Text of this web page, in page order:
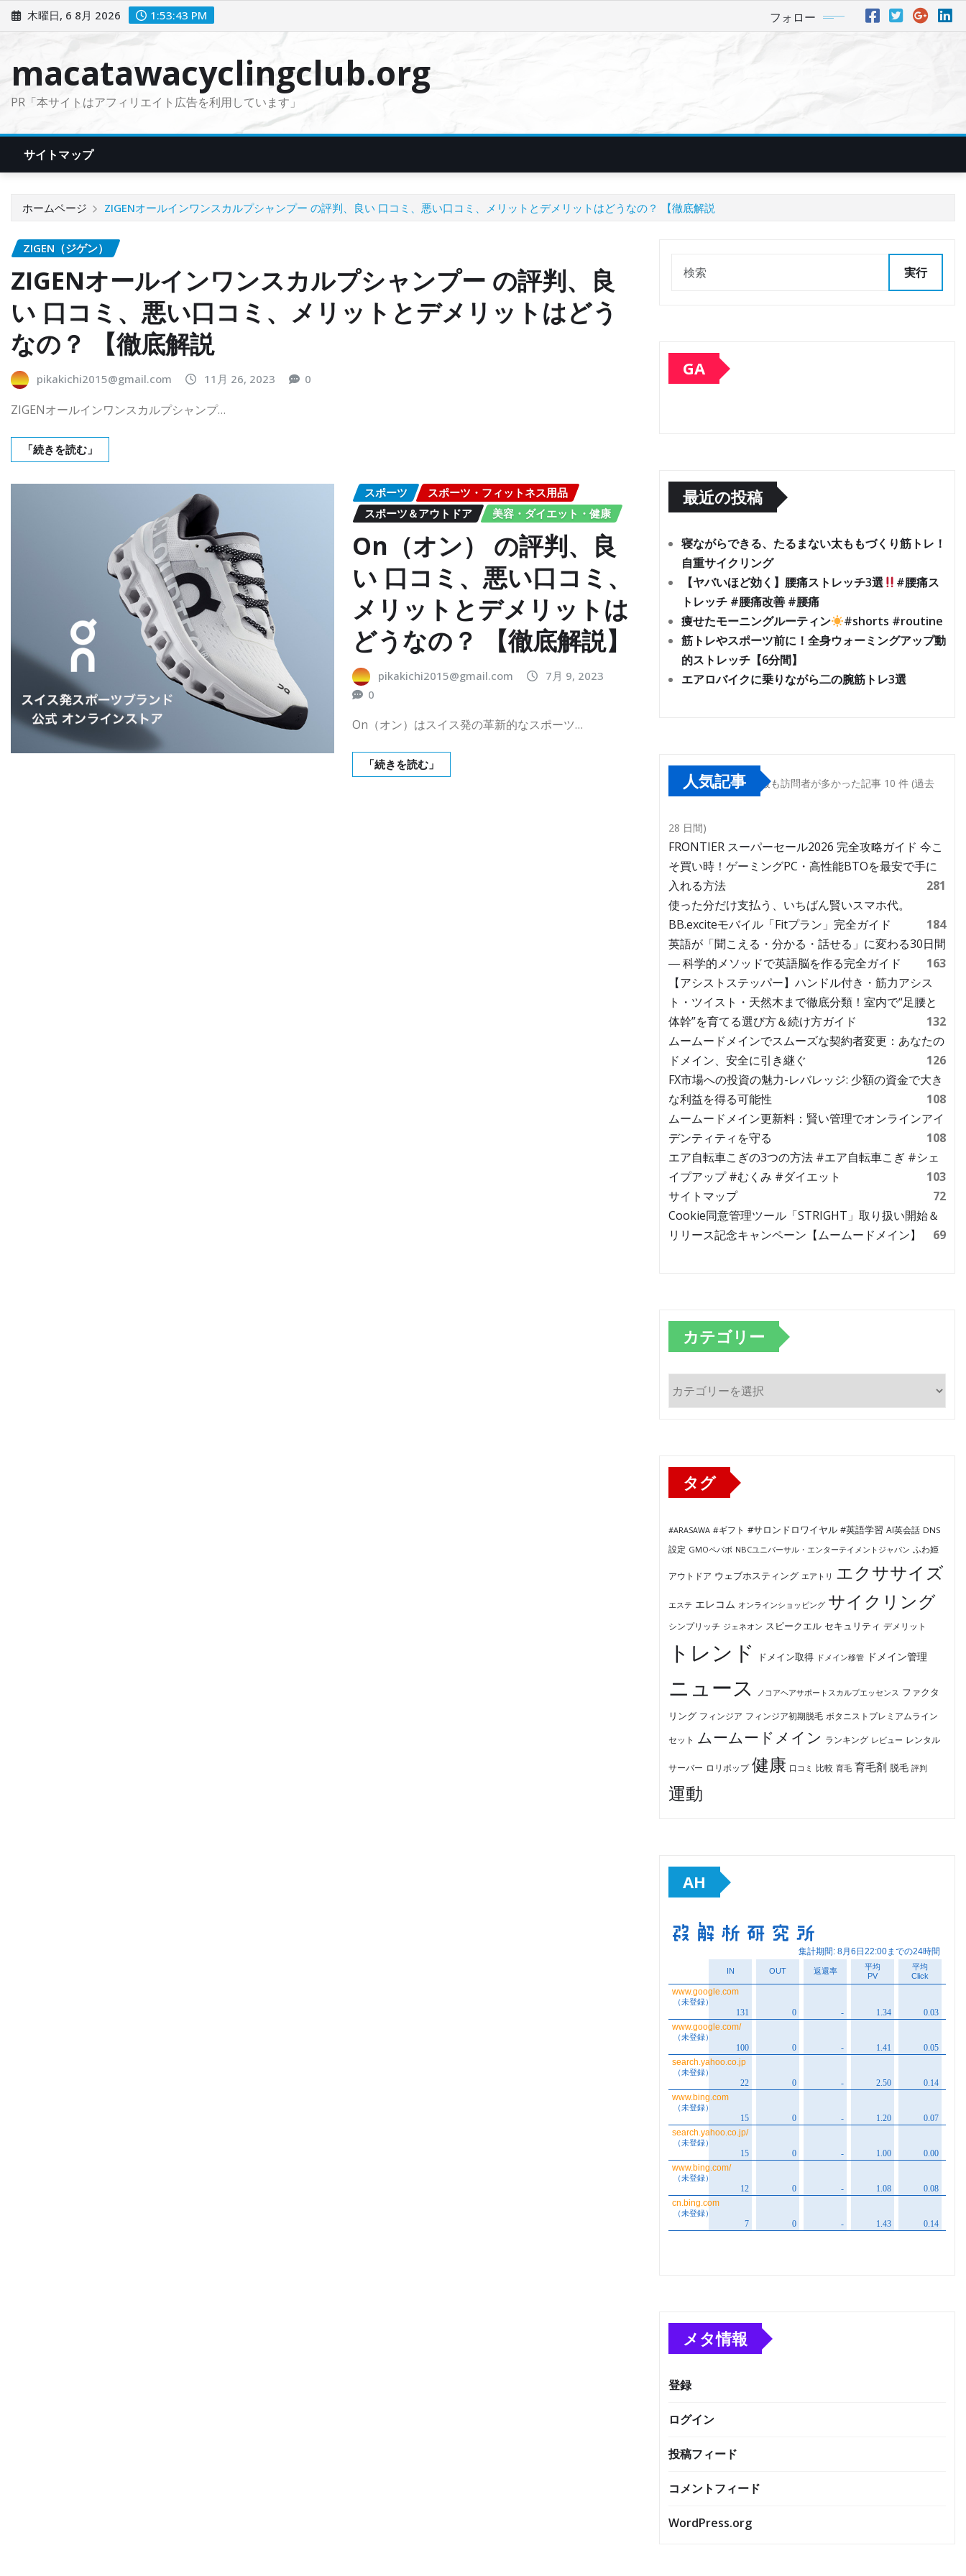
ン
木曜日, 6 8月 2026 1:53:44 PM フォロー
macatawacyclingclub.org
PR「本サイトはアフィリエイト広告を利用しています」
サイトマップ
ホームページ ZIGENオールインワンスカルプシャンプー の評判、良い 口コミ、悪い口コミ、メリットとデメリットはどうなの？ 【徹底解説
ZIGEN（ジゲン）
ZIGENオールインワンスカルプシャンプー の評判、良
い 口コミ、悪い口コミ、メリットとデメリットはどう
なの？ 【徹底解説
pikakichi2015@gmail.com 11月 26, 2023 0
ZIGENオールインワンスカルプシャンプ…
「続きを読む」
スポーツ
スポーツ・フィットネス用品
スポーツ＆アウトドア
美容・ダイエット・健康
On（オン） の評判、良
い 口コミ、悪い口コミ、
メリットとデメリットは
どうなの？ 【徹底解説】
pikakichi2015@gmail.com
7月 9, 2023
0
On（オン）はスイス発の革新的なスポーツ…
「続きを読む」
実行
GA
最近の投稿
寝ながらできる、たるまない太ももづくり筋トレ！
自重サイクリング
【ヤバいほど効く】腰痛ストレッチ3選
#腰痛ス
トレッチ #腰痛改善 #腰痛
痩せたモーニングルーティン
#shorts #routine
筋トレやスポーツ前に！全身ウォーミングアップ動
的ストレッチ【6分間】
エアロバイクに乗りながら二の腕筋トレ3選
人気記事 最も訪問者が多かった記事 10 件 (過去
28 日間)
FRONTIER スーパーセール2026 完全攻略ガイド 今こ
そ買い時！ゲーミングPC・高性能BTOを最安で手に
入れる方法
281
使った分だけ支払う、いちばん賢いスマホ代。
BB.exciteモバイル「Fitプラン」完全ガイド
184
英語が「聞こえる・分かる・話せる」に変わる30日間
― 科学的メソッドで英語脳を作る完全ガイド
163
【アシストステッパー】ハンドル付き・筋力アシス
ト・ツイスト・天然木まで徹底分類！室内で“足腰と
体幹”を育てる選び方＆続け方ガイド
132
ムームードメインでスムーズな契約者変更：あなたの
ドメイン、安全に引き継ぐ
126
FX市場への投資の魅力-レバレッジ: 少額の資金で大き
な利益を得る可能性
108
ムームードメイン更新料：賢い管理でオンラインアイ
デンティティを守る
108
エア自転車こぎの3つの方法 #エア自転車こぎ #シェ
イプアップ #むくみ #ダイエット
103
サイトマップ
72
Cookie同意管理ツール「STRIGHT」取り扱い開始＆
リリース記念キャンペーン【ムームードメイン】
69
カテゴリー
テ
タグ
#ARASAWA #ギフト #サロンドロワイヤル #英語学習 AI英会話 DNS
設定 GMOペパボ NBCユニバーサル・エンターテイメントジャパン ふわ姫
アウトドア ウェブホスティング エアトリ エクササイズ
エステ エレコム オンラインショッピング サイクリング
シンプリッチ ジェネオン スピークエル セキュリティ デメリット
トレンド ドメイン取得 ドメイン移管 ドメイン管理
ニュース ノコアヘアサポートスカルプエッセンス ファクタ
リング フィンジア フィンジア初期脱毛 ボタニストプレミアムライン
セット ムームードメイン ランキング レビュー レンタル
サーバー ロリポップ 健康 口コミ 比較 育毛 育毛剤 脱毛 評判
運動
AH
メタ情報
登録
ログイン
投稿フィード
コメントフィード
WordPress.org